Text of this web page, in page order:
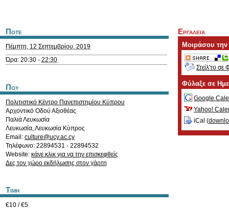
Ποτε
Πέμπτη, 12 Σεπτεμβρίου, 2019
Ώρα: 20:30 - 22:30
Που
Πολιτιστικό Κέντρο Πανεπιστημίου Κύπρου
Αρχοντικό Οδού Αξιοθέας
Παλιά Λευκωσία
Λευκωσία,Λευκωσία Κύπρος
Email: culture@ucy.ac.cy
Τηλέφωνο: 22894531 - 22894532
Website: κάνε κλικ για να την επισκεφθείς
Δες τον χώρο εκδήλωσης στον χάρτη
Τιμη
€10 / €5
Εργαλεια
Μοιράσου
Στείλ'το σε
Φύλαξε σε
Google
Yahoo!
iCal (